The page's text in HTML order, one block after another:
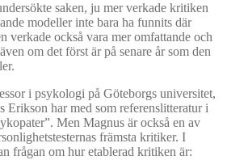
saken, ju mer verkade kritiken
modeller inte bara ha funnits där
verkade också vara mer omfattande och
om det först är på senare år som den
i psykologi på Göteborgs universitet,
Erikson har med som referenslitteratur i
Men Magnus är också en av
främsta kritiker. I
frågan om hur etablerad kritiken är: